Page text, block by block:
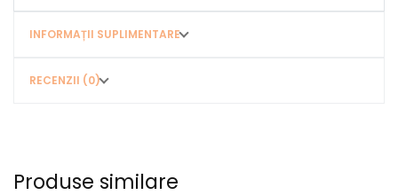
INFORMAȚII SUPLIMENTARE
RECENZII (0)
Produse similare